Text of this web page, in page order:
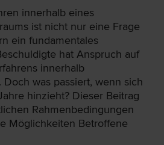
innerhalb eines
ist nicht nur eine Frage
ein fundamentales
hat Anspruch auf
innerhalb
Doch was passiert, wenn sich
hinzieht? Dieser Beitrag
Rahmenbedingungen
Möglichkeiten Betroffene